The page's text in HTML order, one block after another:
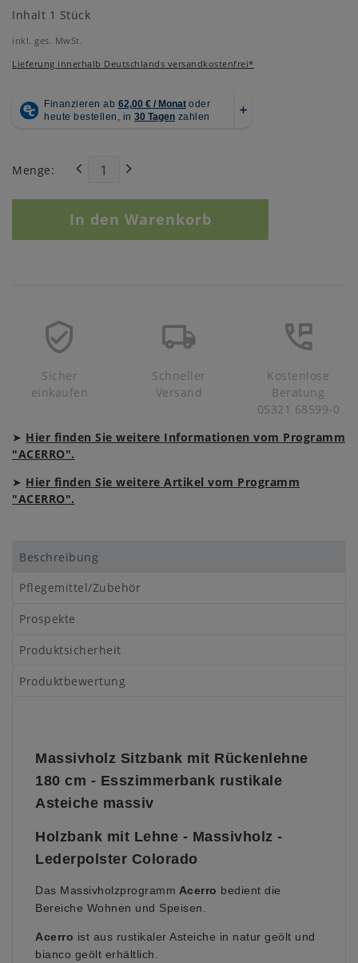
Inhalt 1 Stück
inkl. ges. MwSt.
Lieferung innerhalb Deutschlands versandkostenfrei*
Menge:
In den Warenkorb
Sicher
einkaufen
Schneller
Versand
Kostenlose
Beratung
05321 68599-0
➤ Hier finden Sie weitere Informationen vom Programm
"ACERRO".
➤ Hier finden Sie weitere Artikel vom Programm
"ACERRO".
Beschreibung
Pflegemittel/Zubehör
Prospekte
Produktsicherheit
Produktbewertung
Massivholz Sitzbank mit Rückenlehne
180 cm - Esszimmerbank rustikale
Asteiche massiv
Holzbank mit Lehne - Massivholz -
Lederpolster Colorado
Das Massivholzprogramm Acerro bedient die
Bereiche Wohnen und Speisen.
Acerro ist aus rustikaler Asteiche in natur geölt und
bianco geölt erhältlich.